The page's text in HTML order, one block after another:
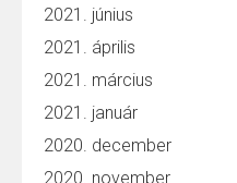
2021. június
2021. április
2021. március
2021. január
2020. december
2020. november